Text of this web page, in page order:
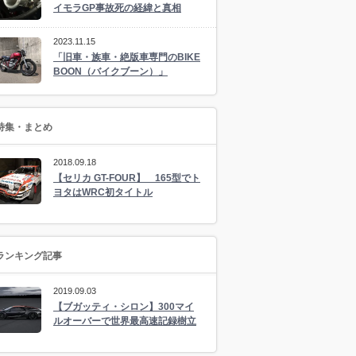
イモラGP事故死の経緯と真相
2023.11.15
「旧車・族車・絶版車専門のBIKE
BOON（バイクブーン）」
集・まとめ
2018.09.18
【セリカ GT-FOUR】 165型でト
ヨタはWRC初タイトル
ンキング記事
2019.09.03
【ブガッティ・シロン】300マイ
ルオーバーで世界最高速記録樹立